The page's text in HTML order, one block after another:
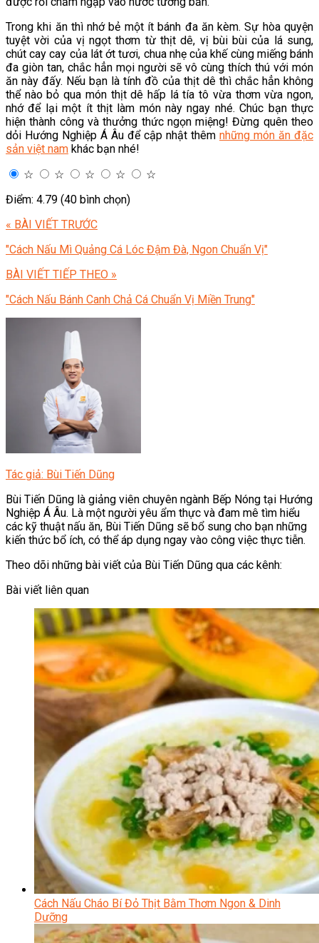
Trong khi ăn thì nhớ bẻ một ít bánh đa ăn kèm. Sự hòa quyện
tuyệt vời của vị ngọt thơm từ thịt dê, vị bùi bùi của lá sung,
chút cay cay của lát ớt tươi, chua nhẹ của khế cùng miếng bánh
đa giòn tan, chắc hẳn mọi người sẽ vô cùng thích thú với món
ăn này đấy. Nếu bạn là tính đồ của thịt dê thì chắc hẳn không
thể nào bỏ qua món thịt dê hấp lá tía tô vừa thơm vừa ngon,
nhớ để lại một ít thịt làm món này ngay nhé. Chúc bạn thực
hiện thành công và thưởng thức ngọn miệng! Đừng quên theo
dỏi Hướng Nghiệp Á Âu để cập nhật thêm những món ăn đặc
sản việt nam khác bạn nhé!
☆
☆ ☆ ☆
☆
Điểm: 4.79 (40 bình chọn)
« BÀI VIẾT TRƯỚC
"Cách Nấu Mì Quảng Cá Lóc Đậm Đà, Ngon Chuẩn Vị"
BÀI VIẾT TIẾP THEO »
"Cách Nấu Bánh Canh Chả Cá Chuẩn Vị Miền Trung"
Tác giả: Bùi Tiến Dũng
Bùi Tiến Dũng là giảng viên chuyên ngành Bếp Nóng tại Hướng
Nghiệp Á Âu. Là một người yêu ẩm thực và đam mê tìm hiểu
các kỹ thuật nấu ăn, Bùi Tiến Dũng sẽ bổ sung cho bạn những
kiến thức bổ ích, có thể áp dụng ngay vào công việc thực tiễn.
Theo dõi những bài viết của Bùi Tiến Dũng qua các kênh:
Bài viết liên quan
Cách Nấu Cháo Bí Đỏ Thịt Bằm Thơm Ngon & Dinh
Dưỡng